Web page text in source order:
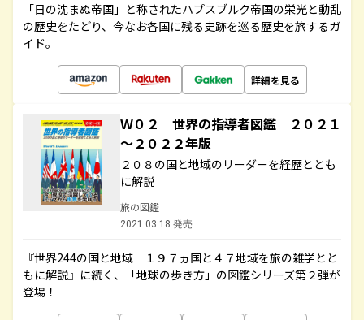
「日の沈まぬ帝国」と称されたハプスブルク帝国の栄光と動乱
の歴史をたどり、今なお各国に残る史跡を巡る歴史を旅するガ
イド。
詳細を見る
Ｗ０２ 世界の指導者図鑑 ２０２１
～２０２２年版
２０８の国と地域のリーダーを経歴ととも
に解説
旅の図鑑
2021.03.18 発売
『世界244の国と地域 １９７ヵ国と４７地域を旅の雑学とと
もに解説』に続く、「地球の歩き方」の図鑑シリーズ第２弾が
登場！